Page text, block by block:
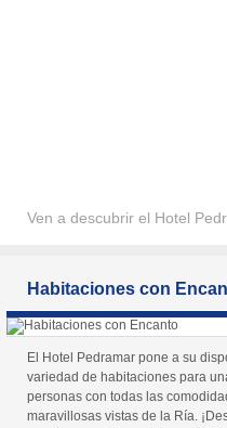
Ven a descubrir el Hotel
Habitaciones con
El Hotel Pedramar pone a su
variedad de habitaciones para
personas con todas las
maravillosas vistas de la Ría.